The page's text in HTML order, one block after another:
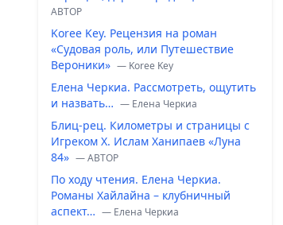
ABTOP
Koree Key. Рецензия на роман
«Судовая роль, или Путешествие
Вероники» — Koree Key
Елена Черкиа. Рассмотреть, ощутить
и назвать… — Елена Черкиа
Блиц-рец. Километры и страницы с
Игреком Х. Ислам Ханипаев «Луна
84» — ABTOP
По ходу чтения. Елена Черкиа.
Романы Хайлайна – клубничный
аспект… — Елена Черкиа